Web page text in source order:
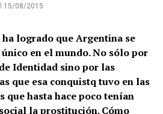
15/08/2015
logrado que Argentina se
en el mundo. No sólo por
Identidad sino por las
que esa conquistq tuvo en las
que hasta hace poco tenían
la prostitución. Cómo